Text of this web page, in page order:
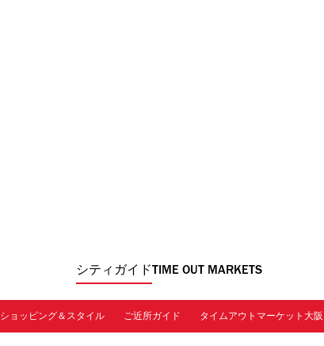
シティガイド TIME OUT MARKETS
ショッピング＆スタイル ご近所ガイド タイムアウトマーケット大阪